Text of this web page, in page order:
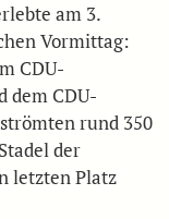
am 3.
Vormittag:
CDU-
dem CDU-
rund 350
der
letzten Platz